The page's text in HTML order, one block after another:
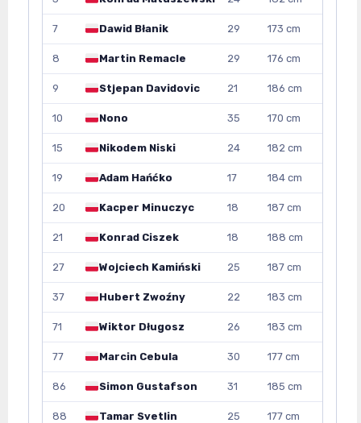
7 Dawid Błanik 29 173 cm
8 Martin Remacle 29 176 cm
9 Stjepan Davidovic 21 186 cm
10 Nono 35 170 cm
15 Nikodem Niski 24 182 cm
19 Adam Hańćko 17 184 cm
20 Kacper Minuczyc 18 187 cm
21 Konrad Ciszek 18 188 cm
27 Wojciech Kamiński 25 187 cm
37 Hubert Zwoźny 22 183 cm
71 Wiktor Długosz 26 183 cm
77 Marcin Cebula 30 177 cm
86 Simon Gustafson 31 185 cm
88 Tamar Svetlin 25 177 cm